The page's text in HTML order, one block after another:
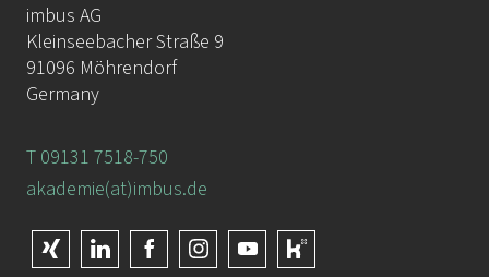
imbus AG
Kleinseebacher Straße 9
91096 Möhrendorf
Germany
T 09131 7518-750
akademie(at)imbus.de